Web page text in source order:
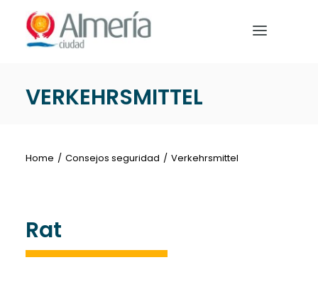
Nota:
este
accesibilidad.
Deutsch
VERKEHRSMITTEL
Home Consejos seguridad Verkehrsmittel
Rat